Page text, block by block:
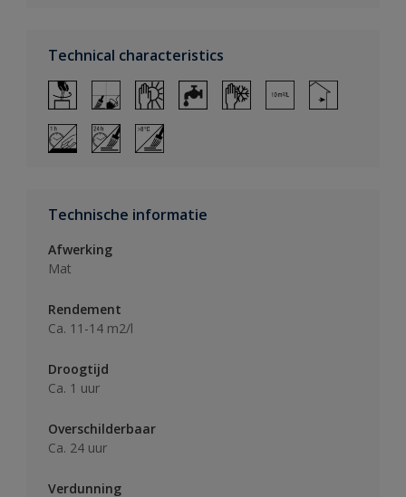
Technical characteristics
Technische informatie
Afwerking
Mat
Rendement
Ca. 11-14 m2/l
Droogtijd
Ca. 1 uur
Overschilderbaar
Ca. 24 uur
Verdunning